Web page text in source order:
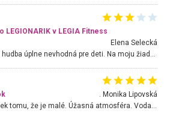
v LEGIA Fitness
Elena Selecká
. Monika Lipovská
Úžasné prostredie, napriek tomu, že je malé. Úžasná atmosféra. Voda fantastická a nádherná. Ľudí je pomerne veľa, ale su mili a ohľaduplní. Je veľmi zaujímavé sledovať, ako dokážu spolu športovať cudzí ľudia a bez ohľadu na vek. Vládne tu pohoda. Vnuka neviem dostať z vody. Ďakujem za krásny deň . Urcite sa sem vrátim. Jediný problém je s parkovaním, ale aj ten sa mi podarilo vyriešiť. Monika Bratislava